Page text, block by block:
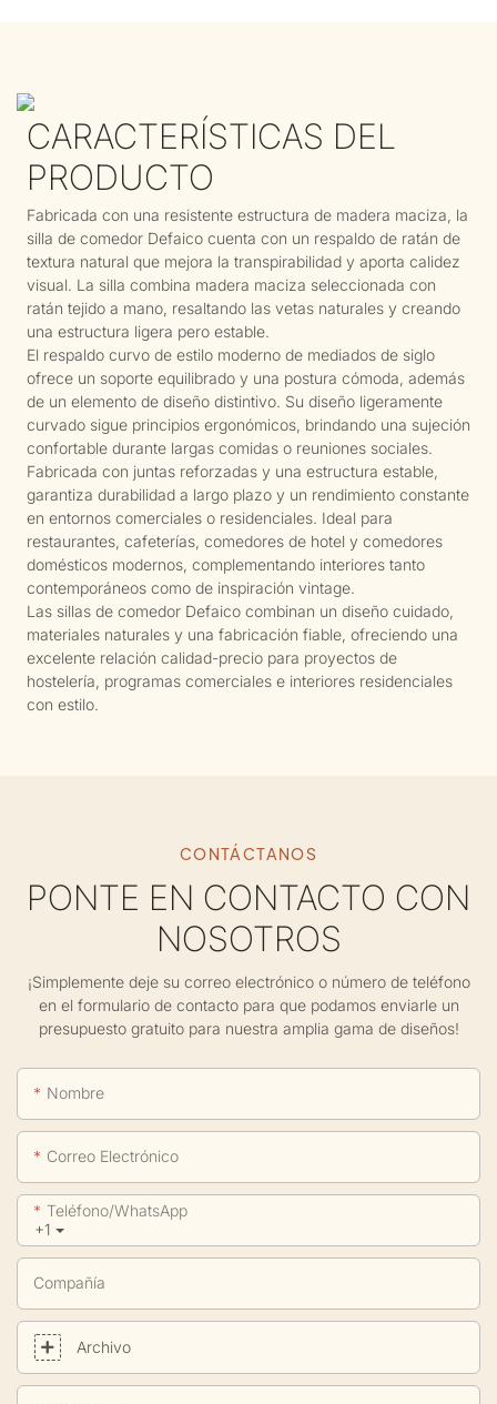
CARACTERÍSTICAS DEL
PRODUCTO
Fabricada con una resistente estructura de madera maciza, la
silla de comedor Defaico cuenta con un respaldo de ratán de
textura natural que mejora la transpirabilidad y aporta calidez
visual. La silla combina madera maciza seleccionada con
ratán tejido a mano, resaltando las vetas naturales y creando
una estructura ligera pero estable.
El respaldo curvo de estilo moderno de mediados de siglo
ofrece un soporte equilibrado y una postura cómoda, además
de un elemento de diseño distintivo. Su diseño ligeramente
curvado sigue principios ergonómicos, brindando una sujeción
confortable durante largas comidas o reuniones sociales.
Fabricada con juntas reforzadas y una estructura estable,
garantiza durabilidad a largo plazo y un rendimiento constante
en entornos comerciales o residenciales. Ideal para
restaurantes, cafeterías, comedores de hotel y comedores
domésticos modernos, complementando interiores tanto
contemporáneos como de inspiración vintage.
Las sillas de comedor Defaico combinan un diseño cuidado,
materiales naturales y una fabricación fiable, ofreciendo una
excelente relación calidad-precio para proyectos de
hostelería, programas comerciales e interiores residenciales
con estilo.
CONTÁCTANOS
PONTE EN CONTACTO CON
NOSOTROS
¡Simplemente deje su correo electrónico o número de teléfono
en el formulario de contacto para que podamos enviarle un
presupuesto gratuito para nuestra amplia gama de diseños!
Nombre
Correo Electrónico
+1
Teléfono/WhatsApp
Compañía
Archivo